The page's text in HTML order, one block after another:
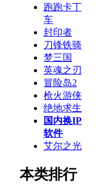
跑跑卡丁
车
封印者
刀锋铁骑
梦三国
英魂之刃
冒险岛2
枪火游侠
绝地求生
国内换IP
软件
艾尔之光
本类排行